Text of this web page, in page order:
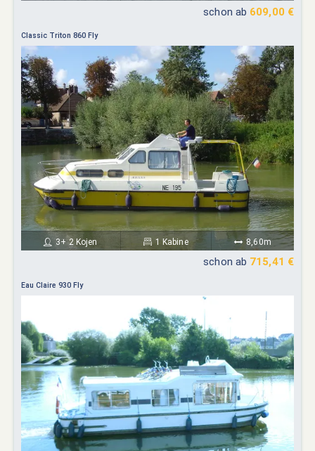
schon ab 609,00 €
Classic Triton 860 Fly
3+ 2 Kojen 1 Kabine 8,60m
schon ab 715,41 €
Eau Claire 930 Fly